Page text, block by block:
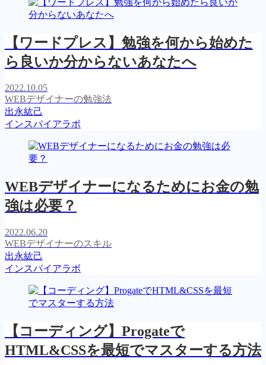
【ワードプレス】勉強を何から始めた
ら良いか分からないあなたへ
2022.10.05
WEBデザイナーの勉強法
出永紘己
インスパイアラボ
WEBデザイナーになるためにお金の勉
強は必要？
2022.06.20
WEBデザイナーのスキル
出永紘己
インスパイアラボ
【コーディング】Progateで
HTML&CSSを最短でマスターする方法